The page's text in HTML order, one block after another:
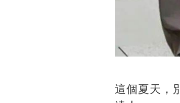
這個夏天，